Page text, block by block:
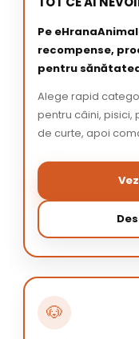
Pe
recompense,
pentru
Alege rapid
pentru câini, pisici,
de curte, apoi
🐶